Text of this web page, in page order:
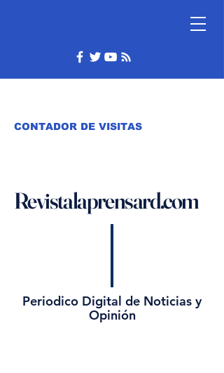
CONTADOR DE VISITAS
Revistalaprensard.com
Periodico Digital de Noticias y
Opinión